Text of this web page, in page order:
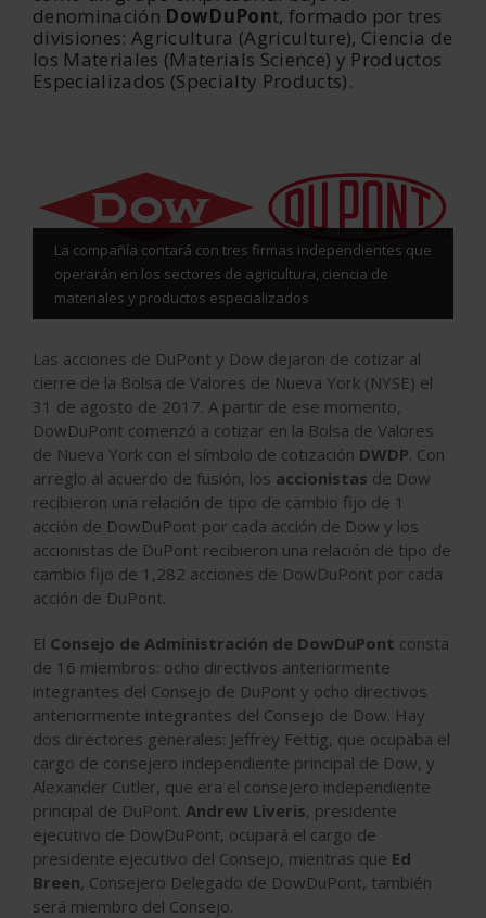
denominación DowDuPont, formado por tres
divisiones: Agricultura (Agriculture), Ciencia de
los Materiales (Materials Science) y Productos
Especializados (Specialty Products).
La compañía contará con tres firmas independientes que
operarán en los sectores de agricultura, ciencia de
materiales y productos especializados
Las acciones de DuPont y Dow dejaron de cotizar al
cierre de la Bolsa de Valores de Nueva York (NYSE) el
31 de agosto de 2017. A partir de ese momento,
DowDuPont comenzó a cotizar en la Bolsa de Valores
de Nueva York con el símbolo de cotización DWDP. Con
arreglo al acuerdo de fusión, los accionistas de Dow
recibieron una relación de tipo de cambio fijo de 1
acción de DowDuPont por cada acción de Dow y los
accionistas de DuPont recibieron una relación de tipo de
cambio fijo de 1,282 acciones de DowDuPont por cada
acción de DuPont.
El Consejo de Administración de DowDuPont consta
de 16 miembros: ocho directivos anteriormente
integrantes del Consejo de DuPont y ocho directivos
anteriormente integrantes del Consejo de Dow. Hay
dos directores generales: Jeffrey Fettig, que ocupaba el
cargo de consejero independiente principal de Dow, y
Alexander Cutler, que era el consejero independiente
principal de DuPont. Andrew Liveris, presidente
ejecutivo de DowDuPont, ocupará el cargo de
presidente ejecutivo del Consejo, mientras que Ed
Breen, Consejero Delegado de DowDuPont, también
será miembro del Consejo.